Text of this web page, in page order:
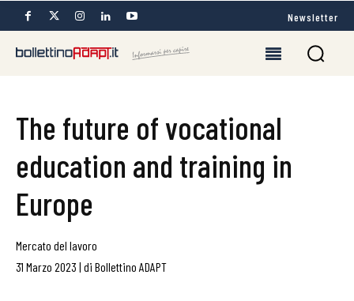
Newsletter
The future of vocational
education and training in
Europe
Mercato del lavoro
31 Marzo 2023 | di Bollettino ADAPT